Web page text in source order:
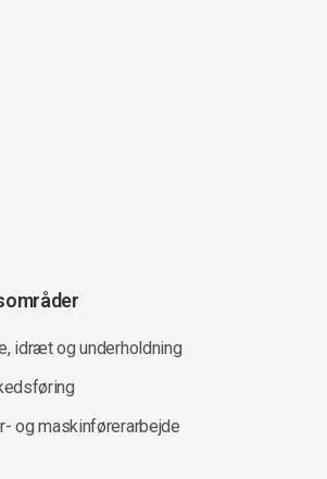
idræt og underholdning
og maskinførerarbejde